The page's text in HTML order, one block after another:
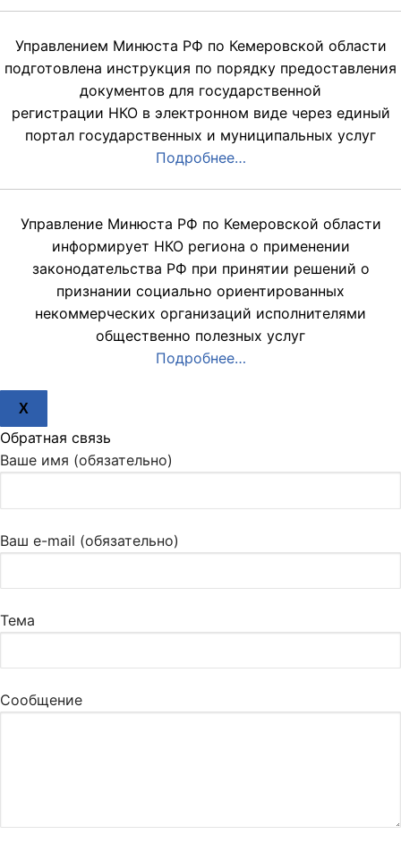
Управлением Минюста РФ по Кемеровской области
подготовлена инструкция по порядку предоставления
документов для государственной
регистрации НКО в электронном виде через единый
портал государственных и муниципальных услуг
Подробнее…
Управление Минюста РФ по Кемеровской области
информирует НКО региона о применении
законодательства РФ при принятии решений о
признании социально ориентированных
некоммерческих организаций исполнителями
общественно полезных услуг
Подробнее…
X
Обратная связь
Ваше имя (обязательно)
Ваш e-mail (обязательно)
Тема
Сообщение